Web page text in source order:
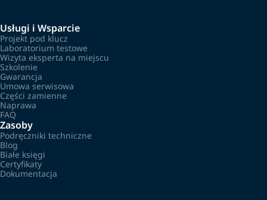
Usługi i Wsparcie
Projekt pod klucz
Laboratorium testowe
Wizyta eksperta na miejscu
Szkolenie
Gwarancja
Umowa serwisowa
Części zamienne
Naprawa
FAQ
Zasoby
Podręczniki techniczne
Blog
Białe księgi
Certyfikaty
Dokumentacja